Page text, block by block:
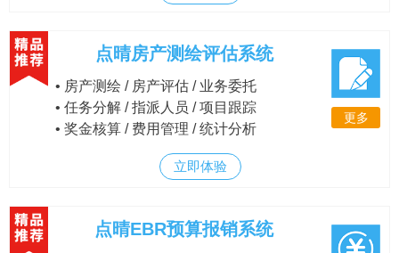
点晴房产测绘评估系统
• 房产测绘 / 房产评估 / 业务委托
• 任务分解 / 指派人员 / 项目跟踪
• 奖金核算 / 费用管理 / 统计分析
更多
立即体验
点晴EBR预算报销系统